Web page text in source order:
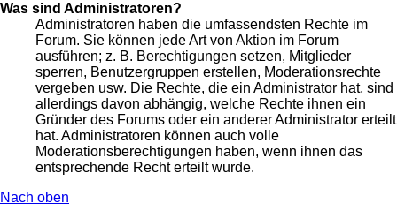
Was sind Administratoren?
Administratoren haben die umfassendsten Rechte im
Forum. Sie können jede Art von Aktion im Forum
ausführen; z. B. Berechtigungen setzen, Mitglieder
sperren, Benutzergruppen erstellen, Moderationsrechte
vergeben usw. Die Rechte, die ein Administrator hat, sind
allerdings davon abhängig, welche Rechte ihnen ein
Gründer des Forums oder ein anderer Administrator erteilt
hat. Administratoren können auch volle
Moderationsberechtigungen haben, wenn ihnen das
entsprechende Recht erteilt wurde.
Nach oben